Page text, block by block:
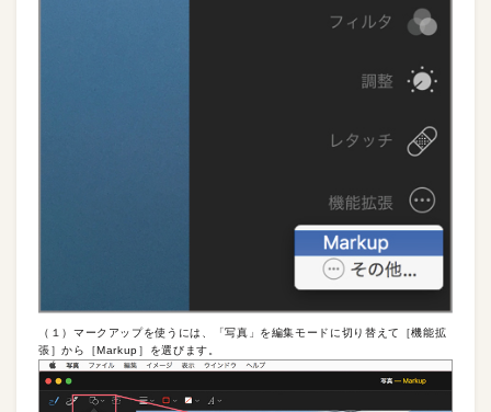
（１）マークアップを使うには、「写真」を編集モードに切り替えて［機能拡
張］から［Markup］を選びます。